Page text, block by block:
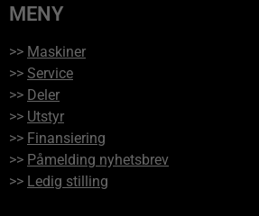
MENY
>> Maskiner
>> Service
>> Deler
>> Utstyr
>> Finansiering
>> Påmelding nyhetsbrev
>> Ledig stilling